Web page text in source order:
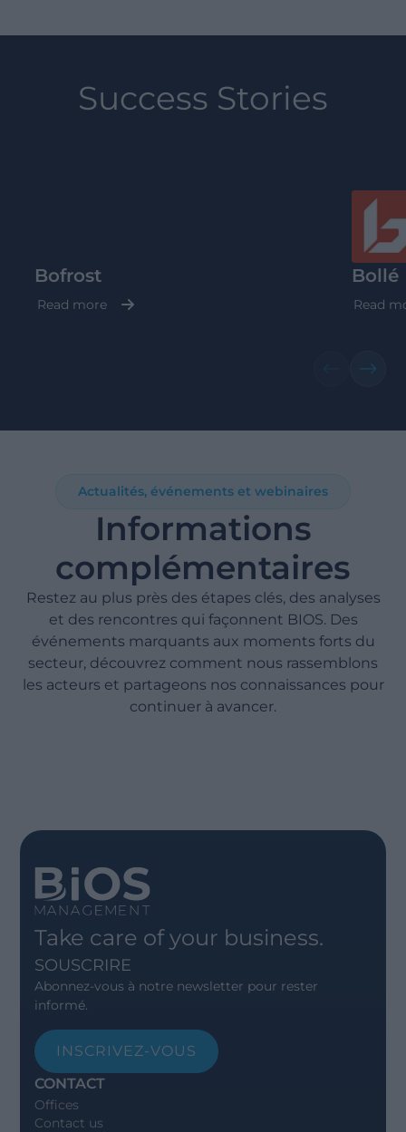
Success Stories
Bofrost
Read more
Bollé
Read
Actualités, événements et webinaires
Informations
complémentaires
Restez au plus près des étapes clés, des analyses
et des rencontres qui façonnent BIOS. Des
événements marquants aux moments forts du
secteur, découvrez comment nous rassemblons
les acteurs et partageons nos connaissances pour
continuer à avancer.
Take care of your business.
SOUSCRIRE
Abonnez-vous à notre newsletter pour rester
informé.
INSCRIVEZ-VOUS
CONTACT
Offices
Contact us